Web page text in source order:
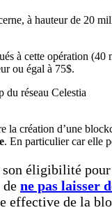
à hauteur de 20
à cette opération (40
ou égal à 75$.
la création d’une
. En particulier car elle
éligibilité
ne pas laisser
effective de la